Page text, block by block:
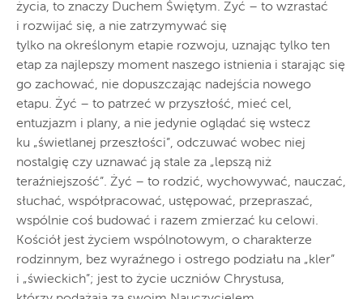
życia, to znaczy Duchem Świętym. Żyć – to wzrastać
i rozwijać się, a nie zatrzymywać się
tylko na określonym etapie rozwoju, uznając tylko ten
etap za najlepszy moment naszego istnienia i starając się
go zachować, nie dopuszczając nadejścia nowego
etapu. Żyć – to patrzeć w przyszłość, mieć cel,
entuzjazm i plany, a nie jedynie oglądać się wstecz
ku „świetlanej przeszłości”, odczuwać wobec niej
nostalgię czy uznawać ją stale za „lepszą niż
teraźniejszość”. Żyć – to rodzić, wychowywać, nauczać,
słuchać, współpracować, ustępować, przepraszać,
wspólnie coś budować i razem zmierzać ku celowi.
Kościół jest życiem wspólnotowym, o charakterze
rodzinnym, bez wyraźnego i ostrego podziału na „kler”
i „świeckich”; jest to życie uczniów Chrystusa,